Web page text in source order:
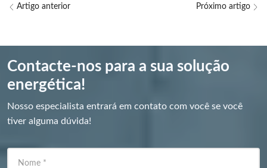
Artigo anterior Próximo artigo
Contacte-nos para a sua solução
energética!
Nosso especialista entrará em contato com você se você
tiver alguma dúvida!
Nome *